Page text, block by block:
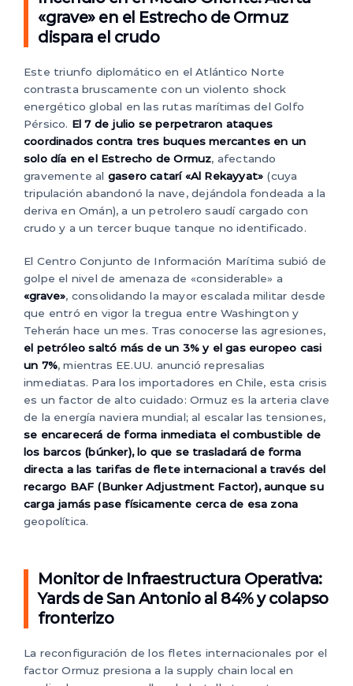
«grave» en el Estrecho de Ormuz
dispara el crudo
Este triunfo diplomático en el Atlántico Norte
contrasta bruscamente con un violento shock
energético global en las rutas marítimas del Golfo
Pérsico. El 7 de julio se perpetraron ataques
coordinados contra tres buques mercantes en un
solo día en el Estrecho de Ormuz, afectando
gravemente al gasero catarí «Al Rekayyat» (cuya
tripulación abandonó la nave, dejándola fondeada a la
deriva en Omán), a un petrolero saudí cargado con
crudo y a un tercer buque tanque no identificado.
El Centro Conjunto de Información Marítima subió de
golpe el nivel de amenaza de «considerable» a
«grave», consolidando la mayor escalada militar desde
que entró en vigor la tregua entre Washington y
Teherán hace un mes. Tras conocerse las agresiones,
el petróleo saltó más de un 3% y el gas europeo casi
un 7%, mientras EE.UU. anunció represalias
inmediatas. Para los importadores en Chile, esta crisis
es un factor de alto cuidado: Ormuz es la arteria clave
de la energía naviera mundial; al escalar las tensiones,
se encarecerá de forma inmediata el combustible de
los barcos (búnker), lo que se trasladará de forma
directa a las tarifas de flete internacional a través del
recargo BAF (Bunker Adjustment Factor), aunque su
carga jamás pase físicamente cerca de esa zona
geopolítica.
Monitor de Infraestructura Operativa:
Yards de San Antonio al 84% y colapso
fronterizo
La reconfiguración de los fletes internacionales por el
factor Ormuz presiona a la supply chain local en